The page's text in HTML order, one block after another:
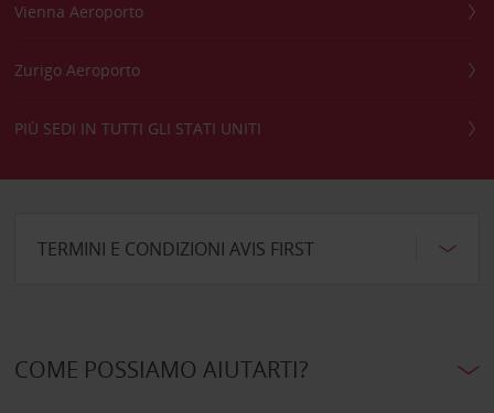
Vienna Aeroporto
Zurigo Aeroporto
PIÙ SEDI IN TUTTI GLI STATI UNITI
TERMINI E CONDIZIONI AVIS FIRST
COME POSSIAMO AIUTARTI?